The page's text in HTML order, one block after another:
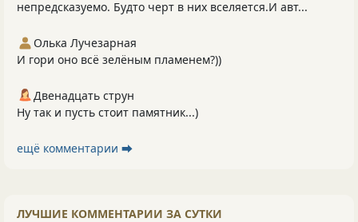
непредсказуемо. Будто черт в них вселяется.И авт...
Олька Лучезарная
И гори оно всё зелёным пламенем?))
Двенадцать струн
Ну так и пусть стоит памятник...)
ещё комментарии ⮕
ЛУЧШИЕ КОММЕНТАРИИ ЗА СУТКИ